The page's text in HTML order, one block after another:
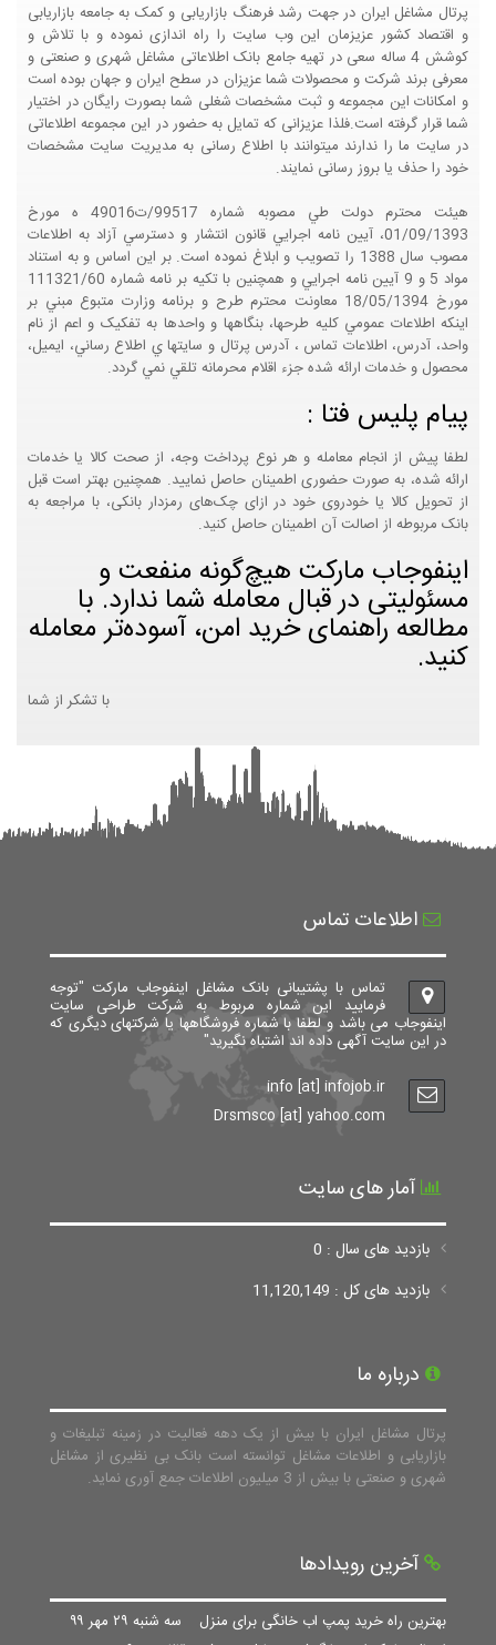
پرتال مشاغل ایران در جهت رشد فرهنگ بازاریابی و کمک به جامعه بازاریابی
و اقتصاد کشور عزیزمان این وب سایت را راه اندازی نموده و با تلاش و
کوشش 4 ساله سعی در تهیه جامع بانک اطلاعاتی مشاغل شهری و صنعتی و
معرفی برند شرکت و محصولات شما عزیزان در سطح ایران و جهان بوده است
و امکانات این مجموعه و ثبت مشخصات شغلی شما بصورت رایگان در اختیار
شما قرار گرفته است.فلذا عزیزانی که تمایل به حضور در این مجموعه اطلاعاتی
در سایت ما را ندارند میتوانند با اطلاع رسانی به مدیریت سایت مشخصات
خود را حذف یا بروز رسانی نمایند.
هيئت محترم دولت طي مصوبه شماره 99517/ت49016 ه مورخ
01/09/1393، آيين نامه اجرايي قانون انتشار و دسترسي آزاد به اطلاعات
مصوب سال 1388 را تصويب و ابلاغ نموده است. بر اين اساس و به استناد
مواد 5 و 9 آيين نامه اجرايي و همچنين با تکيه بر نامه شماره 111321/60
مورخ 18/05/1394 معاونت محترم طرح و برنامه وزارت متبوع مبني بر
اينکه اطلاعات عمومي کليه طرحها، بنگاهها و واحدها به تفکيک و اعم از نام
واحد، آدرس، اطلاعات تماس ، آدرس پرتال و سايتها ي اطلاع رساني، ايميل،
محصول و خدمات ارائه شده جزء اقلام محرمانه تلقي نمي گردد.
پیام پلیس فتا :
لطفا پیش از انجام معامله و هر نوع پرداخت وجه، از صحت کالا یا خدمات
ارائه شده، به صورت حضوری اطمینان حاصل نمایید. همچنین بهتر است قبل
از تحویل کالا یا خودروی خود در ازای چک‌های رمزدار بانکی، با مراجعه به
بانک مربوطه از اصالت آن اطمینان حاصل کنید.
اینفوجاب مارکت هیچ‌گونه منفعت و
مسئولیتی در قبال معامله شما ندارد. با
مطالعه راهنمای خرید امن، آسوده‌تر معامله
کنید.
با تشکر از شما
اطلاعات تماس
تماس با پشتیبانی بانک مشاغل اینفوجاب مارکت "توجه
فرمایید این شماره مربوط به شرکت طراحی سایت
اینفوجاب می باشد و لطفا با شماره فروشگاهها یا شرکتهای دیگری که
در این سایت آگهی داده اند اشتباه نگیرید"
info [at] infojob.ir
Drsmsco [at] yahoo.com
آمار های سایت
بازدید های سال : 0
بازدید های کل : 11,120,149
درباره ما
پرتال مشاغل ایران با بیش از یک دهه فعالیت در زمینه تبلیغات و
بازاریابی و اطلاعات مشاغل توانسته است بانک بی نظیری از مشاغل
شهری و صنعتی با بیش از 3 میلیون اطلاعات جمع آوری نماید.
آخرین رویدادها
بهترین راه خرید پمپ اب خانگی برای منزل سه شنبه ۲۹ مهر ۹۹